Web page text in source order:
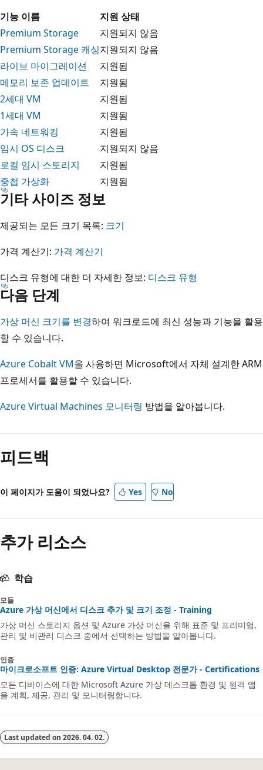
기능 이름
지원 상태
Premium Storage
지원되지 않음
Premium Storage 캐싱지원되지 않음
라이브 마이그레이션
지원됨
메모리 보존 업데이트
지원됨
2세대 VM
지원됨
1세대 VM
지원됨
가속 네트워킹
지원됨
임시 OS 디스크
지원되지 않음
로컬 임시 스토리지
지원됨
중첩 가상화
지원됨
기타 사이즈 정보
제공되는 모든 크기 목록: 크기
가격 계산기: 가격 계산기
디스크 유형에 대한 더 자세한 정보: 디스크 유형
다음 단계
가상 머신 크기를 변경하여 워크로드에 최신 성능과 기능을 활용
할 수 있습니다.
Azure Cobalt VM을 사용하면 Microsoft에서 자체 설계한 ARM
프로세서를 활용할 수 있습니다.
Azure Virtual Machines 모니터링 방법을 알아봅니다.
기
모
사
안
함
피드백
이 페이지가 도움이 되었나요? Yes No
추가 리소스
학습
모듈
Azure 가상 머신에서 디스크 추가 및 크기 조정 - Training
가상 머신 스토리지 옵션 및 Azure 가상 머신을 위해 표준 및 프리미엄,
관리 및 비관리 디스크 중에서 선택하는 방법을 알아봅니다.
인증
마이크로소프트 인증: Azure Virtual Desktop 전문가 - Certifications
모든 디바이스에 대한 Microsoft Azure 가상 데스크톱 환경 및 원격 앱
을 계획, 제공, 관리 및 모니터링합니다.
Last updated on 2026. 04. 02.